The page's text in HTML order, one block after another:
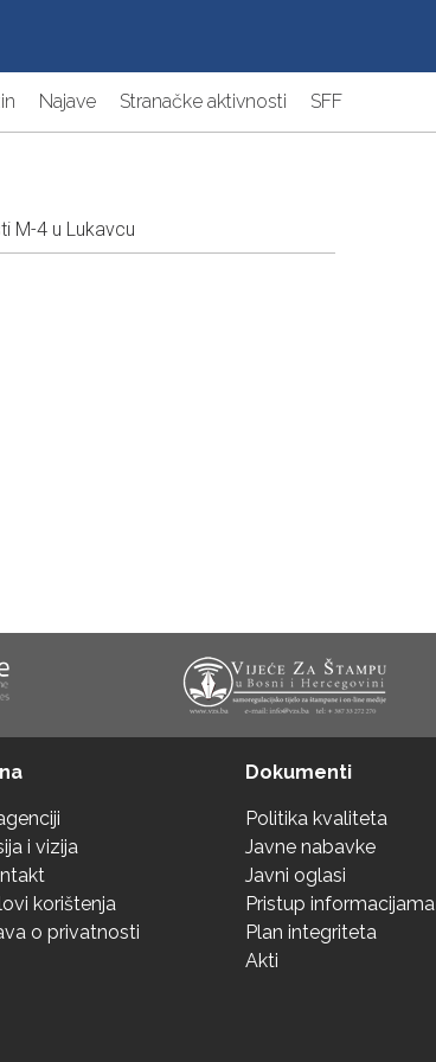
Najave Stranačke aktivnosti SFF
M-4 u Lukavcu
i vizija
korištenja
o privatnosti
Dokumenti
Politika kvaliteta
Javne nabavke
Javni oglasi
Pristup informacijama
Plan integriteta
Akti